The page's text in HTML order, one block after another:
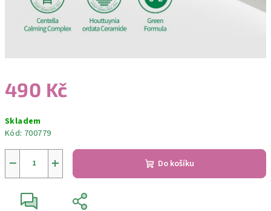
490 Kč
cena:
Skladem
Kód: 700779
+
− Do košíku